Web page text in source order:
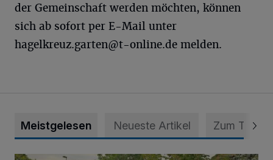
der Gemeinschaft werden möchten, können
sich ab sofort per E-Mail unter
hagelkreuz.garten@t-online.de melden.
Meistgelesen Neueste Artikel Zum Thema